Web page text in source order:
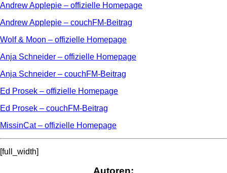
Andrew Applepie – offizielle Homepage
Andrew Applepie – couchFM-Beitrag
Wolf & Moon – offizielle Homepage
Anja Schneider – offizielle Homepage
Anja Schneider – couchFM-Beitrag
Ed Prosek – offizielle Homepage
Ed Prosek – couchFM-Beitrag
MissinCat – offizielle Homepage
[full_width]
Autoren: